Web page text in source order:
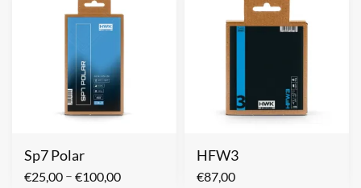
Sp7 Polar
€25,00 – €100,00
HFW3
€87,00